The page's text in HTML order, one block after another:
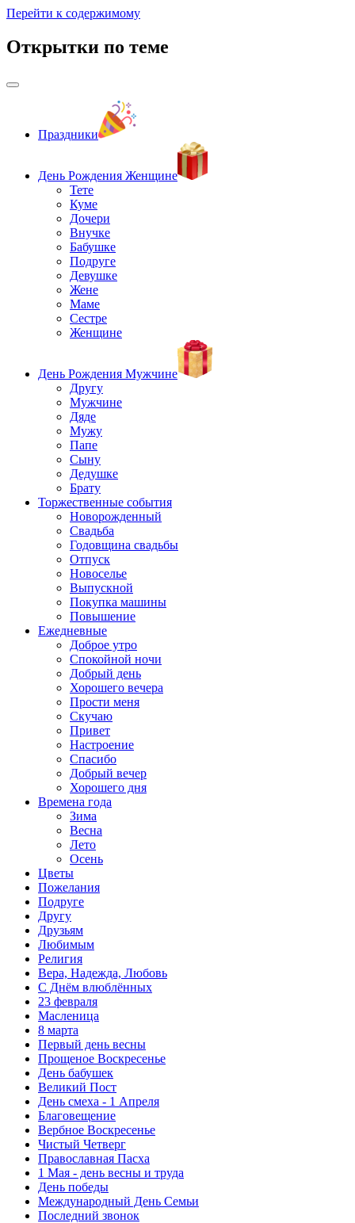
Перейти к содержимому
Открытки по теме
Праздники
День Рождения Женщине
Тете
Куме
Дочери
Внучке
Бабушке
Подруге
Девушке
Жене
Маме
Сестре
Женщине
День Рождения Мужчине
Другу
Мужчине
Дяде
Мужу
Папе
Сыну
Дедушке
Брату
Торжественные события
Новорожденный
Свадьба
Годовщина свадьбы
Отпуск
Новоселье
Выпускной
Покупка машины
Повышение
Ежедневные
Доброе утро
Спокойной ночи
Добрый день
Хорошего вечера
Прости меня
Скучаю
Привет
Настроение
Спасибо
Добрый вечер
Хорошего дня
Времена года
Зима
Весна
Лето
Осень
Цветы
Пожелания
Подруге
Другу
Друзьям
Любимым
Религия
Вера, Надежда, Любовь
С Днём влюблённых
23 февраля
Масленица
8 марта
Первый день весны
Прощеное Воскресенье
День бабушек
Великий Пост
День смеха - 1 Апреля
Благовещение
Вербное Воскресенье
Чистый Четверг
Православная Пасха
1 Мая - день весны и труда
День победы
Международный День Семьи
Последний звонок